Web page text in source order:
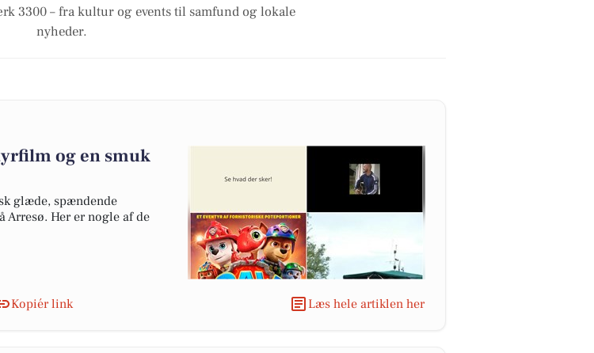
3300 – fra kultur og events til samfund og lokale
nyheder.
og en smuk
glæde, spændende
Her er nogle af de
Kopiér link Læs hele artiklen her